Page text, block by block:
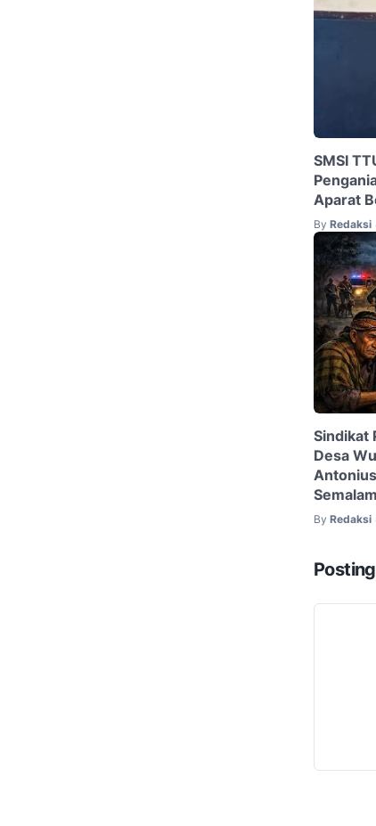
SMSI
Aparat
By Redaksi
Sindikat
Desa
Semalam
By Redaksi